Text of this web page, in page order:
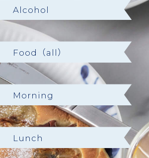
Alcohol
Food（all）
Morning
Lunch